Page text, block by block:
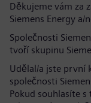
Děkujeme vám za
Siemens Energy a/
Společnosti
tvoří skupinu
Udělal/a jste první
společnosti
Pokud souhlasíte